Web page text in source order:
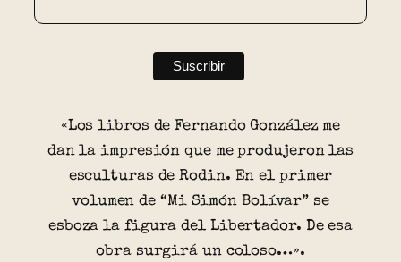
«Los libros de Fernando González me
dan la impresión que me produjeron las
esculturas de Rodin. En el primer
volumen de “Mi Simón Bolívar” se
esboza la figura del Libertador. De esa
obra surgirá un coloso…».